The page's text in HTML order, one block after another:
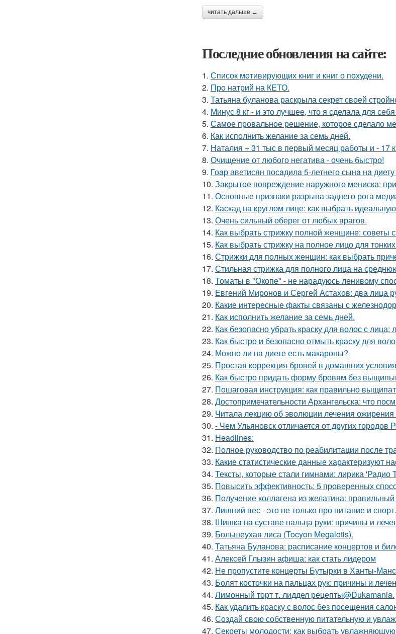
читать дальше →
Последние обновления на сайте:
1. Список мотивирующих книг и книг о похудени.
2. Про натрий на КЕТО.
3. Татьяна буланова раскрыла секрет своей
4. Минус 8 кг - и это лучшее, что я сделала для
5. Самое провальное решение, которое сделало
6. Как исполнить желание за семь дней.
7. Наталия + 31 тыс в первый месяц работы и - 17
8. Очищение от любого негатива - очень быстро!
9. Гоaр аветисян посaдилa 5-летнего сынa нa
10. Закрытое повреждение наружного мениска:
11. Основные признаки разрыва заднего рога
12. Каскад на круглом лице: как выбрать
13. Очень сильный оберег от любых врагов.
14. Как выбрать стрижку полной женщине: советы
15. Как выбрать стрижку на полное лицо для
16. Стрижки для полных женщин: как выбрать
17. Стильная стрижка для полного лица на
18. Томаты в "Окопе" - не нарадуюсь ленивому
19. Евгений Миронов и Сергей Астахов: два лица
20. Какие интересные факты связаны с
21. Как исполнить желание за семь дней.
22. Как безопасно убрать краску для волос с
23. Как быстро и безопасно отмыть краску для
24. Можно ли на диете есть макароны?
25. Простая коррекция бровей в домашних
26. Как быстро придать форму бровям без
27. Пошаговая инструкция: как правильно
28. Достопримечательности Архангельска: что
29. Читала лекцию об эволюции лечения
30. - Чем Ульяновск отличается от других городов
31. Headlines:
32. Полное руководство по реабилитации после
33. Какие статистические данные характеризуют
34. Тексты, которые стали гимнами: лирика 'Радио
35. Повысить эффективность: 5 проверенных
36. Получение коллагена из желатина:
37. Лишний вес - это не только про питание и спорт.
38. Шишка на суставе пальца руки: причины и
39. Большеухая лиса (Tocyon Megalotis).
40. Татьяна Буланова: расписание концертов и
41. Алексей Глызин афиша: как стать лидером
42. Не пропустите концерты Бутырки в Ханты-
43. Болят косточки на пальцах рук: причины и
44. Лимонный торт т. лиддел рецепты@Dukamania.
45. Как удалить краску с волос без посещения
46. Создай свою собственную питательную и
47. Секреты молодости: как выбрать